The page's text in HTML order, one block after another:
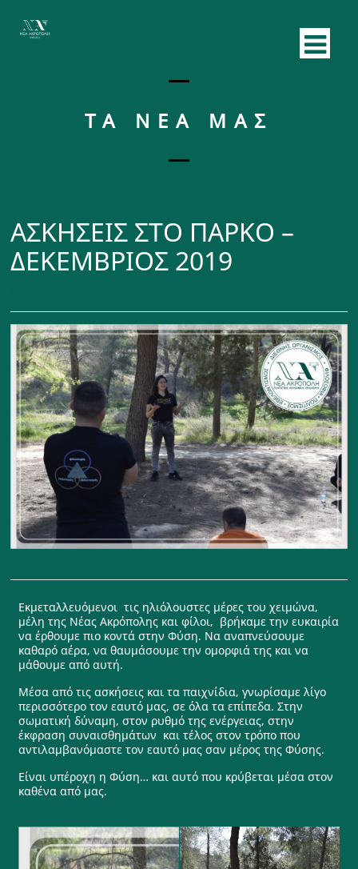
ΤΑ ΝΕΑ ΜΑΣ
ΑΣΚΗΣΕΙΣ ΣΤΟ ΠΑΡΚΟ –
ΔΕΚΕΜΒΡΙΟΣ 2019
Εκμεταλλευόμενοι τις ηλιόλουστες μέρες του χειμώνα,
μέλη της Νέας Ακρόπολης και φίλοι, βρήκαμε την ευκαιρία
να έρθουμε πιο κοντά στην Φύση. Να αναπνεύσουμε
καθαρό αέρα, να θαυμάσουμε την ομορφιά της και να
μάθουμε από αυτή.
Μέσα από τις ασκήσεις και τα παιχνίδια, γνωρίσαμε λίγο
περισσότερο τον εαυτό μας, σε όλα τα επίπεδα. Στην
σωματική δύναμη, στον ρυθμό της ενέργειας, στην
έκφραση συναισθημάτων και τέλος στον τρόπο που
αντιλαμβανόμαστε τον εαυτό μας σαν μέρος της Φύσης.
Είναι υπέροχη η Φύση… και αυτό που κρύβεται μέσα στον
καθένα από μας.